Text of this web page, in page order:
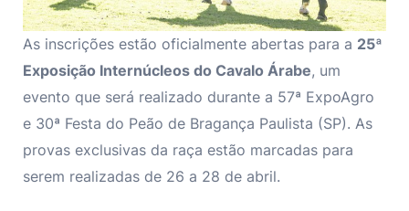
As inscrições estão oficialmente abertas para a 25ª
Exposição Internúcleos do Cavalo Árabe, um
evento que será realizado durante a 57ª ExpoAgro
e 30ª Festa do Peão de Bragança Paulista (SP). As
provas exclusivas da raça estão marcadas para
serem realizadas de 26 a 28 de abril.